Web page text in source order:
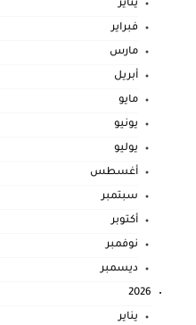
يناير
فبراير
مارس
أبريل
مايو
يونيو
يوليو
أغسطس
سبتمبر
أكتوبر
نوفمبر
ديسمبر
2026
يناير